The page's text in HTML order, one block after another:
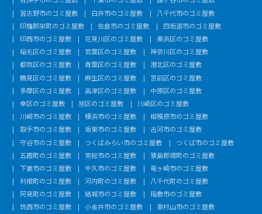
習志野市のゴミ屋敷
白井市のゴミ屋敷
八千代市のゴミ屋敷
印旛郡栄町のゴミ屋敷
佐倉市のゴミ屋敷
四街道市のゴミ屋敷
印西市のゴミ屋敷
花見川区のゴミ屋敷
美浜区のゴミ屋敷
稲毛区のゴミ屋敷
若葉区のゴミ屋敷
神奈川区のゴミ屋敷
都筑区のゴミ屋敷
青葉区のゴミ屋敷
港北区のゴミ屋敷
鶴見区のゴミ屋敷
麻生区のゴミ屋敷
宮前区のゴミ屋敷
多摩区のゴミ屋敷
高津区のゴミ屋敷
中原区のゴミ屋敷
幸区のゴミ屋敷
旭区のゴミ屋敷
川崎区のゴミ屋敷
川崎市のゴミ屋敷
横浜市のゴミ屋敷
相模原市のゴミ屋敷
取手市のゴミ屋敷
坂東市のゴミ屋敷
古河市のゴミ屋敷
守谷市のゴミ屋敷
つくばみらい市のゴミ屋敷
つくば市のゴミ屋敷
五霞町のゴミ屋敷
常総市のゴミ屋敷
猿島郡境町のゴミ屋敷
下妻市のゴミ屋敷
牛久市のゴミ屋敷
竜ヶ崎市のゴミ屋敷
利根町のゴミ屋敷
河内町のゴミ屋敷
八千代町のゴミ屋敷
阿見町のゴミ屋敷
結城市のゴミ屋敷
稲敷市のゴミ屋敷
筑西市のゴミ屋敷
小金井市のゴミ屋敷
東村山市のゴミ屋敷